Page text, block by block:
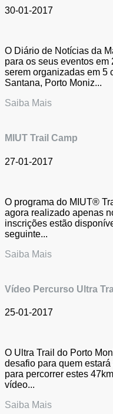
30-01-2017
O Diário de Notícias da
para os seus eventos em
serem organizadas em 5
Santana, Porto Moniz...
Saiba Mais
MIUT Trail Camp
27-01-2017
O programa do MIUT®
agora realizado apenas
inscrições estão
seguinte...
Saiba Mais
Vídeo Percurso Ultra
25-01-2017
O Ultra Trail do Porto
desafio para quem
para percorrer estes
vídeo...
Saiba Mais